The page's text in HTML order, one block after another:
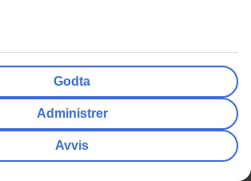
Nullstill filter
Godta
Administrer
Avvis